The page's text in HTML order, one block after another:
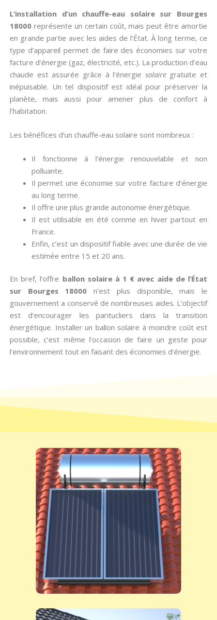
L’installation d’un chauffe-eau solaire sur Bourges
18000 représente un certain coût, mais peut être amortie
en grande partie avec les aides de l’État. À long terme, ce
type d’appareil permet de faire des économies sur votre
facture d’énergie (gaz, électricité, etc.). La production d’eau
chaude est assurée grâce à l’énergie solairegratuite et
inépuisable. Un tel dispositif est idéal pour préserver la
planète, mais aussi pour amener plus de confort à
l’habitation.
Les bénéfices d’un chauffe-eau solaire sont nombreux :
Il fonctionne à l’énergie renouvelable et non
polluante.
Il permet une économie sur votre facture d’énergie
au long terme.
Il offre une plus grande autonomie énergétique.
Il est utilisable en été comme en hiver partout en
France.
Enfin, c’est un dispositif fiable avec une durée de vie
estimée entre 15 et 20 ans.
En bref, l’offre ballon solaire à 1 € avec aide de l’État
sur Bourges 18000 n’est plus disponible, mais le
gouvernement a conservé de nombreuses aides. L’objectif
est d’encourager les paritucliers dans la transition
énergétique. Installer un ballon solaire à moindre coût est
possible, c’est même l’occasion de faire un geste pour
l’environnement tout en faisant des économies d’énergie.